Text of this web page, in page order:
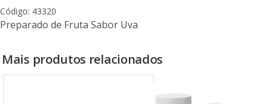
Código: 43320
Preparado de Fruta Sabor Uva
Mais produtos relacionados